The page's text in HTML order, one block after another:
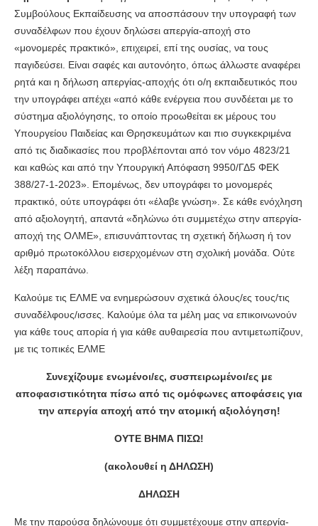
Συμβούλους Εκπαίδευσης να αποσπάσουν την υπογραφή των
συναδέλφων που έχουν δηλώσει απεργία-αποχή στο
«μονομερές πρακτικό», επιχειρεί, επί της ουσίας, να τους
παγιδεύσει. Είναι σαφές και αυτονόητο, όπως άλλωστε αναφέρει
ρητά και η δήλωση απεργίας-αποχής ότι ο/η εκπαιδευτικός που
την υπογράφει απέχει «από κάθε ενέργεια που συνδέεται με το
σύστημα αξιολόγησης, το οποίο προωθείται εκ μέρους του
Υπουργείου Παιδείας και Θρησκευμάτων και πιο συγκεκριμένα
από τις διαδικασίες που προβλέπονται από τον νόμο 4823/21
και καθώς και από την Υπουργική Απόφαση 9950/ΓΔ5 ΦΕΚ
388/27-1-2023». Επομένως, δεν υπογράφει το μονομερές
πρακτικό, ούτε υπογράφει ότι «έλαβε γνώση». Σε κάθε ενόχληση
από αξιολογητή, απαντά «δηλώνω ότι συμμετέχω στην απεργία-
αποχή της ΟΛΜΕ», επισυνάπτοντας τη σχετική δήλωση ή τον
αριθμό πρωτοκόλλου εισερχομένων στη σχολική μονάδα. Ούτε
λέξη παραπάνω.
Καλούμε τις ΕΛΜΕ να ενημερώσουν σχετικά όλους/ες τους/τις
συναδέλφους/ισσες. Καλούμε όλα τα μέλη μας να επικοινωνούν
για κάθε τους απορία ή για κάθε αυθαιρεσία που αντιμετωπίζουν,
με τις τοπικές ΕΛΜΕ
Συνεχίζουμε ενωμένοι/ες, συσπειρωμένοι/ες με
αποφασιστικότητα πίσω από τις ομόφωνες αποφάσεις για
την απεργία αποχή από την ατομική αξιολόγηση!
ΟΥΤΕ ΒΗΜΑ ΠΙΣΩ!
(ακολουθεί η ΔΗΛΩΣΗ)
ΔΗΛΩΣΗ
Με την παρούσα δηλώνουμε ότι συμμετέχουμε στην απεργία-